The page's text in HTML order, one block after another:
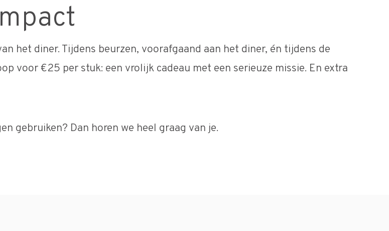
het diner. Tijdens beurzen, voorafgaand aan het diner, én tijdens de
voor €25 per stuk: een vrolijk cadeau met een serieuze missie. En extra
gebruiken? Dan horen we heel graag van je.